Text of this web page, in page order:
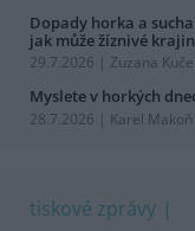
Dopady horka a
jak může žíznivé
29.7.2026 | Zuzana
Myslete v horkých
28.7.2026 | Karel Makoň
tiskové zprávy